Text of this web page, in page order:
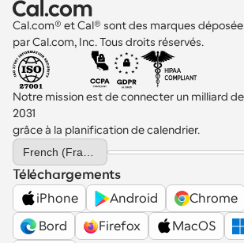
Cal.com® et Cal® sont des marques
par Cal.com, Inc. Tous droits réservés.
Notre mission est de connecter un milliard
2031
grâce à la planification de calendrier.
Select Language
Téléchargements
iPhone
Android Chrome
Bord
Firefox MacOS